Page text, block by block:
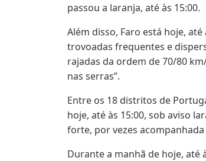
passou a laranja, até às 15:00.
Além disso, Faro está hoje,
trovoadas frequentes e
rajadas da ordem de 70/80
nas serras”.
Entre os 18 distritos de
hoje, até às 15:00, sob aviso
forte, por vezes
Durante a manhã de hoje, até